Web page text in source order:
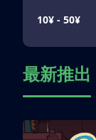
10¥ - 50¥
最新推出